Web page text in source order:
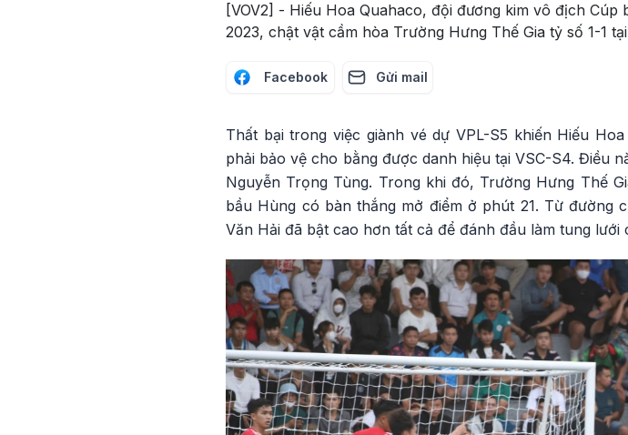
[VOV2] - Hiếu Hoa Quahaco, đội đương kim vô địch
2023, chật vật cầm hòa Trường Hưng Thế Gia tỷ số 1-1
Facebook Gửi mail
Thất bại trong việc giành vé dự VPL-S5 khiến Hiếu
phải bảo vệ cho bằng được danh hiệu tại VSC-S4. Điều
Nguyễn Trọng Tùng. Trong khi đó, Trường Hưng Thế
bầu Hùng có bàn thắng mở điểm ở phút 21. Từ đường
Văn Hải đã bật cao hơn tất cả để đánh đầu làm tung lưới